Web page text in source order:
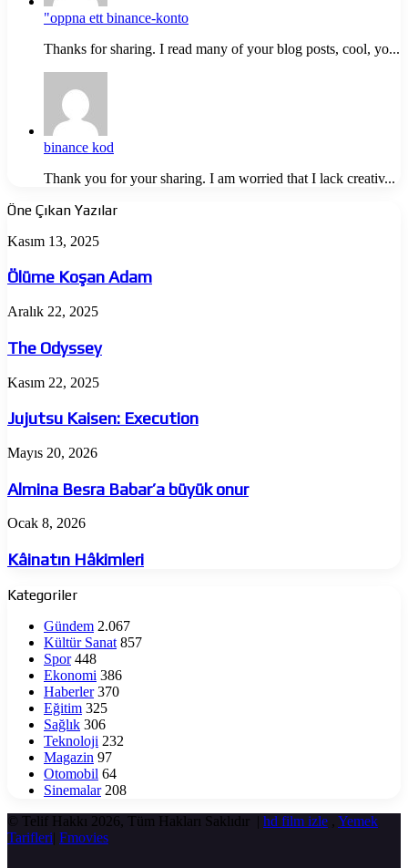
"oppna ett binance-konto
Thanks for sharing. I read many of your blog posts, cool, yo...
binance kod
Thank you for your sharing. I am worried that I lack creativ...
Öne Çıkan Yazılar
Ölüme
Adam
Kasım 13, 2025
Ölüme Koşan Adam
The
Aralık 22, 2025
The Odyssey
Jujutsu
Execution
Kasım 22, 2025
Jujutsu Kaisen: Execution
Almina
Babar’a
büyük
onur
Mayıs 20, 2026
Almina Besra Babar’a büyük onur
Kâinatın
Ocak 8, 2026
Kâinatın Hâkimleri
Kategoriler
Gündem 2.067
Kültür Sanat 857
Spor 448
Ekonomi 386
Haberler 370
Eğitim 325
Sağlık 306
Teknoloji 232
Magazin 97
Otomobil 64
Sinemalar 208
© Telif Hakkı 2026, Tüm Hakları Saklıdır | hd film izle , Yemek
Tarifleri| Fmovies